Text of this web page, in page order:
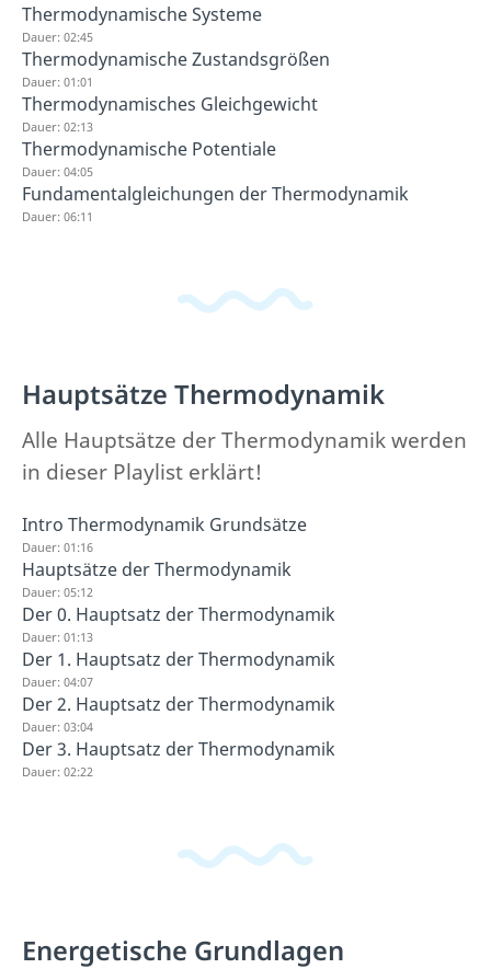
Thermodynamische Systeme
Dauer: 02:45
Thermodynamische Zustandsgrößen
Dauer: 01:01
Thermodynamisches Gleichgewicht
Dauer: 02:13
Thermodynamische Potentiale
Dauer: 04:05
Fundamentalgleichungen der Thermodynamik
Dauer: 06:11
Hauptsätze Thermodynamik
Alle Hauptsätze der Thermodynamik werden
in dieser Playlist erklärt!
Intro Thermodynamik Grundsätze
Dauer: 01:16
Hauptsätze der Thermodynamik
Dauer: 05:12
Der 0. Hauptsatz der Thermodynamik
Dauer: 01:13
Der 1. Hauptsatz der Thermodynamik
Dauer: 04:07
Der 2. Hauptsatz der Thermodynamik
Dauer: 03:04
Der 3. Hauptsatz der Thermodynamik
Dauer: 02:22
Energetische Grundlagen